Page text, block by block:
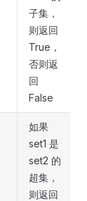
子集，
则返回
True，
否则返
回
False
如果
set1 是
set2 的
超集，
则返回